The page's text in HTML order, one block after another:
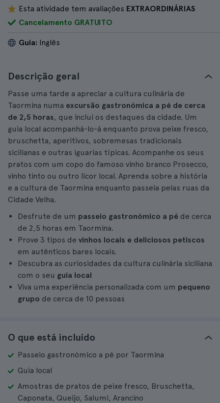
Esta atividade tem avaliações EXTRAORDINÁRIAS
Cancelamento GRATUITO
Guia: Inglês
Descrição geral
Passe uma tarde a apreciar a cultura culinária de
Taormina numa excursão gastronómica a pé de cerca
de 2,5 horas, que inclui os destaques da cidade. Um
guia local acompanhá-lo-á enquanto prova peixe fresco,
bruschetta, aperitivos, sobremesas tradicionais
sicilianas e outras iguarias típicas. Acompanhe os seus
pratos com um copo do famoso vinho branco Prosecco,
vinho tinto ou outro licor local. Aprenda sobre a história
e a cultura de Taormina enquanto passeia pelas ruas da
Cidade Velha.
Desfrute de um passeio gastronómico a pé de cerca
de 2,5 horas em Taormina.
Prove 3 tipos de vinhos locais e deliciosos petiscos
em autênticos bares locais.
Descubra as curiosidades da cultura culinária siciliana
com o seu guia local
Viva uma experiência personalizada com um pequeno
grupo de cerca de 10 pessoas
O que está incluído
Passeio gastronómico a pé por Taormina
Guia local
Amostras de pratos de peixe fresco, Bruschetta,
Caponata, Queijo, Salumi, Arancino